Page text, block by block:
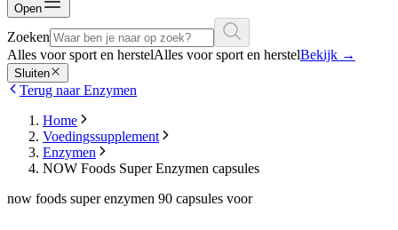
Open
Zoeken
Alles voor sport en herstelAlles voor sport en herstelBekijk →
Sluiten
Terug naar Enzymen
Home
Voedingssupplement
Enzymen
NOW Foods Super Enzymen capsules
now foods super enzymen 90 capsules voor